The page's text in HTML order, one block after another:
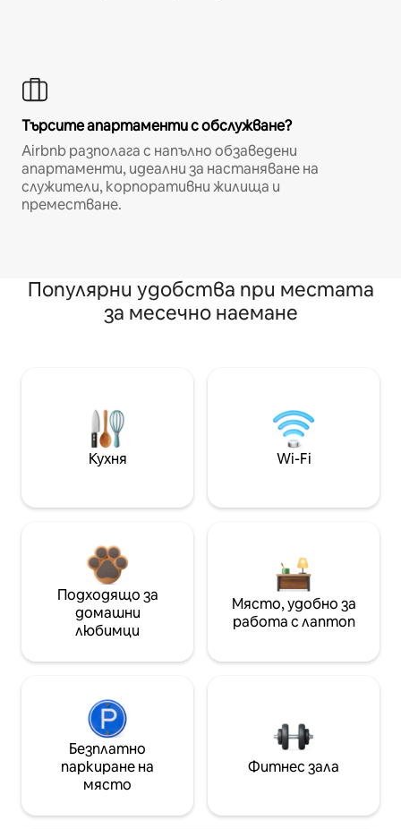
Търсите апартаменти с обслужване?
Airbnb разполага с напълно обзаведени
апартаменти, идеални за настаняване на
служители, корпоративни жилища и
преместване.
Популярни удобства при местата
за месечно наемане
Кухня Wi-Fi
Подходящо за
домашни
любимци
Място, удобно за
работа с лаптоп
Безплатно
паркиране на
място
Фитнес зала